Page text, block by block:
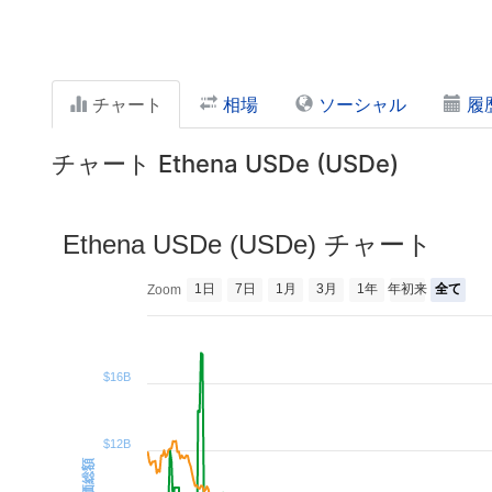
チャート 相場 ソーシャル 履
チャート Ethena USDe (USDe)
Zoom 1日 7日 1月 3月 1年 年初来 全て
Ethena USDe (USDe) チャート
$12B
$16B